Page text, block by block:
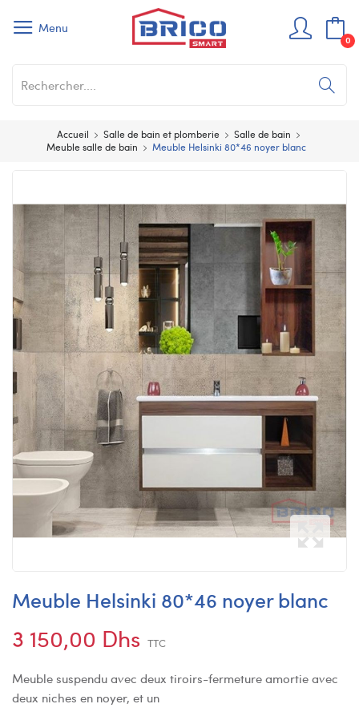
Menu
0
Accueil Salle de bain et plomberie
Salle de bain
Meuble salle de bain
Meuble Helsinki 80*46 noyer blanc
Meuble Helsinki 80*46 noyer blanc
3 150,00 Dhs TTC
Meuble suspendu avec deux tiroirs-fermeture amortie avec
deux niches en noyer, et un